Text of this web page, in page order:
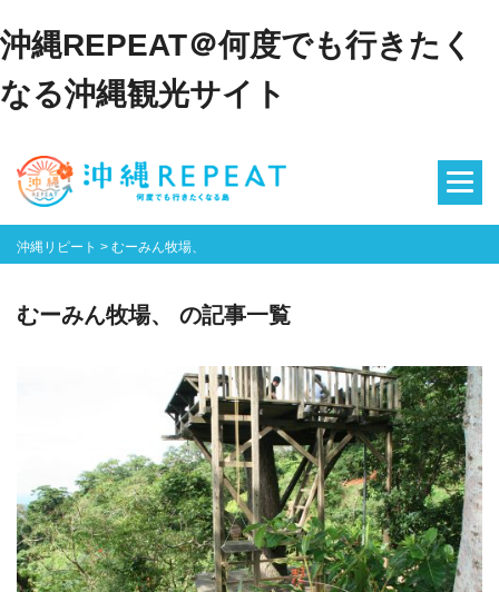
沖縄REPEAT＠何度でも行きたく
なる沖縄観光サイト
沖縄リピート > むーみん牧場、
むーみん牧場、 の記事一覧